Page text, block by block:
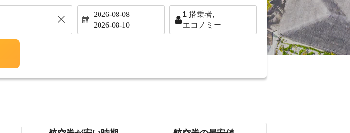
2026-08-08
2026-08-10
1 搭乗者,
エコノミー